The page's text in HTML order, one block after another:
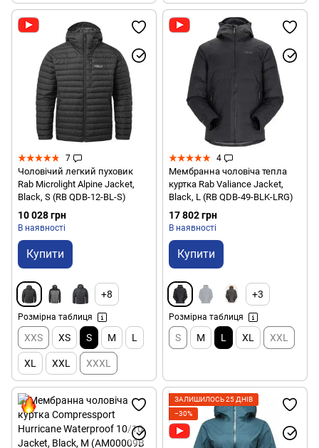
7
Чоловічий легкий пуховик
Rab Microlight Alpine Jacket,
Black, S (RB QDB-12-BL-S)
10 028 грн
В наявності
Купити
+8
Розмірна таблиця
XXS XS S M L
XL XXL XXXL
4
Мембранна чоловіча тепла
куртка Rab Valiance Jacket,
Black, L (RB QDB-49-BLK-LRG)
17 802 грн
В наявності
Купити
+3
Розмірна таблиця
S M L XL XXL
ЗАЛИШИЛОСЬ 25 ДНІВ
−30%